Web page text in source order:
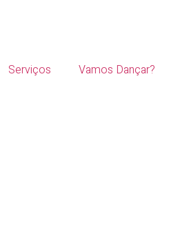
Serviços Vamos Dançar?